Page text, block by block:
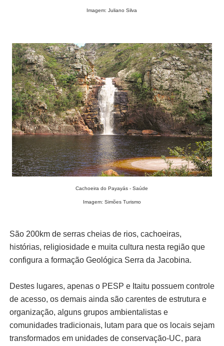
Imagem: Juliano Silva
Cachoeira do Payayás - Saúde
Imagem: Simões Turismo
São 200km de serras cheias de rios, cachoeiras,
histórias, religiosidade e muita cultura nesta região que
configura a formação Geológica Serra da Jacobina.
Destes lugares, apenas o PESP e Itaitu possuem controle
de acesso, os demais ainda são carentes de estrutura e
organização, alguns grupos ambientalistas e
comunidades tradicionais, lutam para que os locais sejam
transformados em unidades de conservação-UC, para